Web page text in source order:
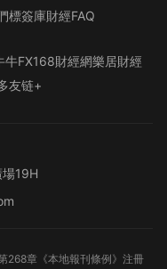
標簽庫財經FAQ
牛FX168財經網樂居財經
友链+
19H
268章《本地報刊條例》注冊